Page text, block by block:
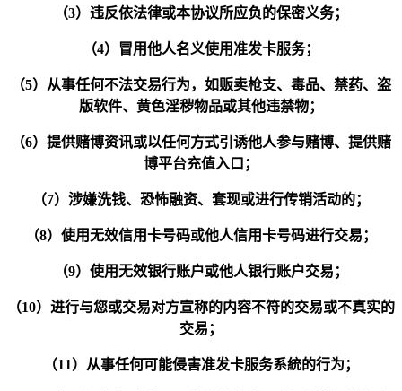
（3）违反依法律或本协议所应负的保密义务；
（4）冒用他人名义使用准发卡服务；
（5）从事任何不法交易行为，如贩卖枪支、毒品、禁药、盗
版软件、黄色淫秽物品或其他违禁物；
（6）提供赌博资讯或以任何方式引诱他人参与赌博、提供赌
博平台充值入口；
（7）涉嫌洗钱、恐怖融资、套现或进行传销活动的；
（8）使用无效信用卡号码或他人信用卡号码进行交易；
（9）使用无效银行账户或他人银行账户交易；
（10）进行与您或交易对方宣称的内容不符的交易或不真实的
交易；
（11）从事任何可能侵害准发卡服务系統的行为；